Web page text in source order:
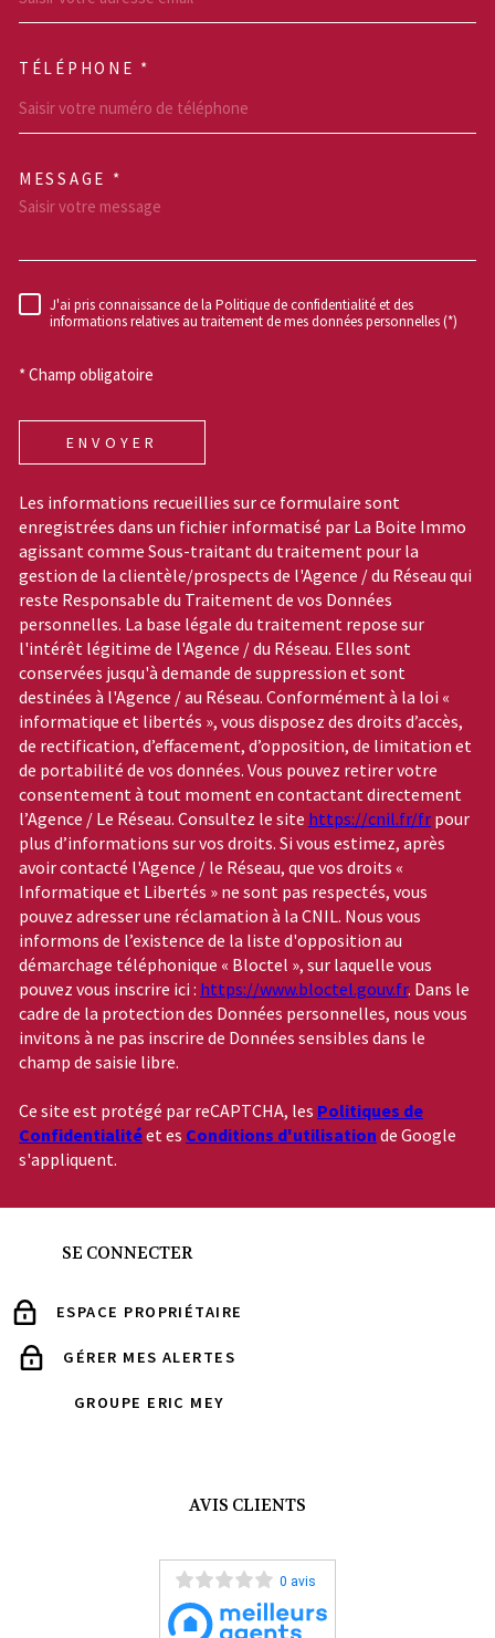
TÉLÉPHONE *
MESSAGE *
RÈGLEMENTATION
J'ai pris connaissance de la Politique de confidentialité et des
informations relatives au traitement de mes données personnelles (*)
* Champ obligatoire
ENVOYER
Les informations recueillies sur ce formulaire sont
enregistrées dans un fichier informatisé par La Boite Immo
agissant comme Sous-traitant du traitement pour la
gestion de la clientèle/prospects de l'Agence / du Réseau qui
reste Responsable du Traitement de vos Données
personnelles. La base légale du traitement repose sur
l'intérêt légitime de l'Agence / du Réseau. Elles sont
conservées jusqu'à demande de suppression et sont
destinées à l'Agence / au Réseau. Conformément à la loi «
informatique et libertés », vous disposez des droits d’accès,
de rectification, d’effacement, d’opposition, de limitation et
de portabilité de vos données. Vous pouvez retirer votre
consentement à tout moment en contactant directement
l’Agence / Le Réseau. Consultez le site https://cnil.fr/fr pour
plus d’informations sur vos droits. Si vous estimez, après
avoir contacté l'Agence / le Réseau, que vos droits «
Informatique et Libertés » ne sont pas respectés, vous
pouvez adresser une réclamation à la CNIL. Nous vous
informons de l’existence de la liste d'opposition au
démarchage téléphonique « Bloctel », sur laquelle vous
pouvez vous inscrire ici : https://www.bloctel.gouv.fr. Dans le
cadre de la protection des Données personnelles, nous vous
invitons à ne pas inscrire de Données sensibles dans le
champ de saisie libre.
Ce site est protégé par reCAPTCHA, les Politiques de
Confidentialitéet es Conditions d'utilisation de Google
s'appliquent.
SE CONNECTER
ESPACE PROPRIÉTAIRE
GÉRER MES ALERTES
GROUPE ERIC MEY
AVIS CLIENTS
0 avis